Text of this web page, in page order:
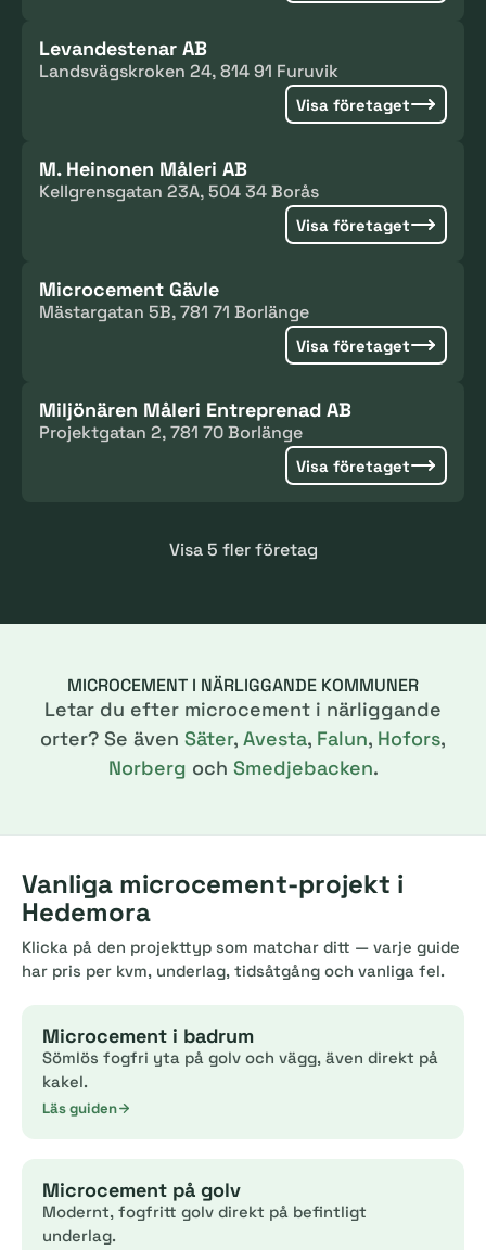
Levandestenar AB
Landsvägskroken 24, 814 91 Furuvik
Visa företaget
M. Heinonen Måleri AB
Kellgrensgatan 23A, 504 34 Borås
Visa företaget
Microcement Gävle
Mästargatan 5B, 781 71 Borlänge
Visa företaget
Miljönären Måleri Entreprenad AB
Projektgatan 2, 781 70 Borlänge
Visa företaget
Visa 5 fler företag
MICROCEMENT I NÄRLIGGANDE KOMMUNER
Letar du efter microcement i närliggande
orter? Se även Säter, Avesta, Falun, Hofors,
Norberg och Smedjebacken.
Vanliga microcement-projekt i
Hedemora
Klicka på den projekttyp som matchar ditt — varje guide
har pris per kvm, underlag, tidsåtgång och vanliga fel.
Microcement i badrum
Sömlös fogfri yta på golv och vägg, även direkt på
kakel.
Läs guiden
Microcement på golv
Modernt, fogfritt golv direkt på befintligt
underlag.